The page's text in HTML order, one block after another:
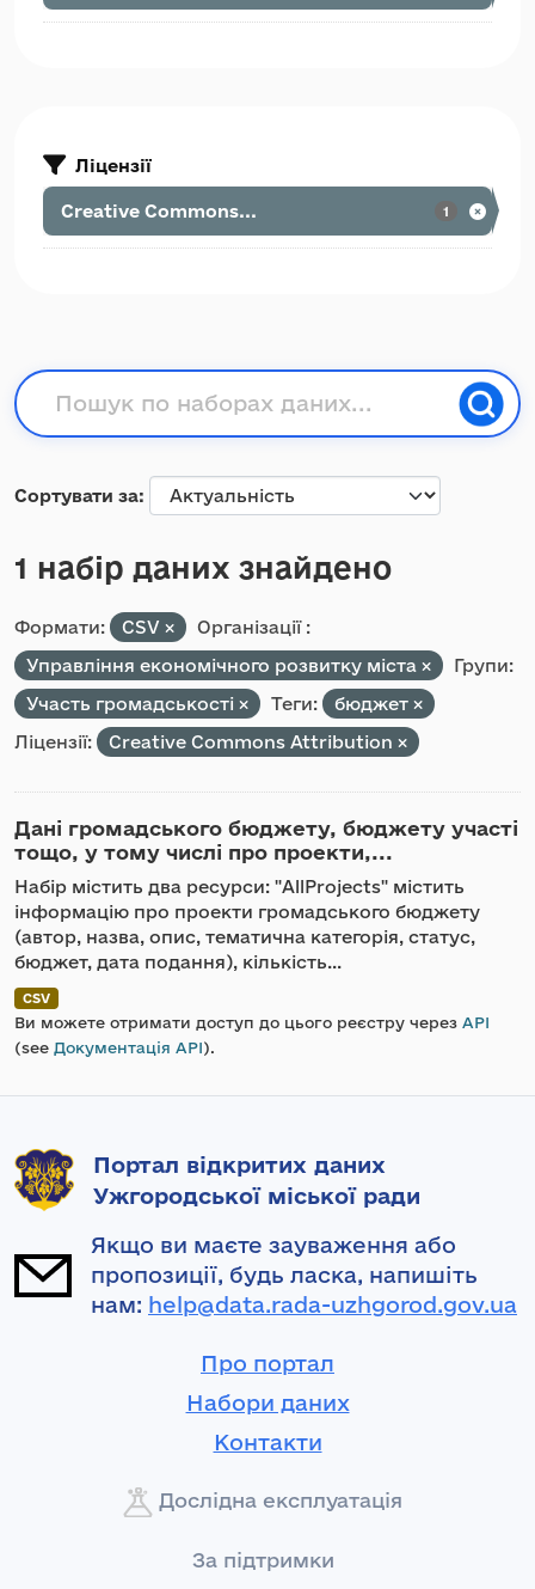
Ліцензії
Creative Commons... 1
Сортувати за
1 набір даних знайдено
Формати: CSV
Організації :
Управління економічного розвитку міста
Групи:
Участь громадськості
Теги:
бюджет
Ліцензії:
Creative Commons Attribution
Дані громадського бюджету, бюджету участі
тощо, у тому числі про проекти,...
Набір містить два ресурси: "AllProjects" містить
інформацію про проекти громадського бюджету
(автор, назва, опис, тематична категорія, статус,
бюджет, дата подання), кількість...
CSV
Ви можете отримати доступ до цього реєстру через API
(see Документація API).
Портал відкритих даних
Ужгородської міської ради
Якщо ви маєте зауваження або
пропозиції, будь ласка, напишіть
нам: help@data.rada-uzhgorod.gov.ua
Про портал
Набори даних
Контакти
Дослідна експлуатація
За підтримки